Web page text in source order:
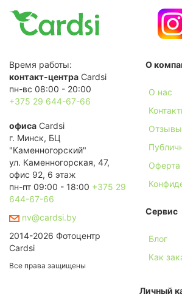
Время работы:
контакт-центра Cardsi
пн-вс 08:00 - 20:00
+375 29 644-67-66
офиса Cardsi
г. Минск, БЦ
"Каменногорский"
ул. Каменногорская, 47,
офис 92, 6 этаж
пн-пт 09:00 - 18:00 +375 29
644-67-66
nv@cardsi.by
2014-2026 Фотоцентр
Cardsi
Все права защищены
О
О нас
Отзывы
Сервис
Блог
Как
Личный